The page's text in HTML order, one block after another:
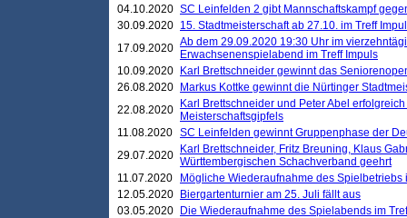
04.10.2020 SC Leinfelden 2 gibt Mannschaftskampf
30.09.2020 15. Stadtmeisterschaft ab 27.10. im Treff
17.09.2020 Ab dem 29.09.2020 19:30 Uhr im
Erwachsenenspielabend im Treff Impuls
10.09.2020
Karl Brettschneider gewinnt das
26.08.2020
Markus Kottke gewinnt die Nürtinger
22.08.2020
Karl Brettschneider und Peter Abel
Meisterschaftsgipfels
11.08.2020 SC Leinfelden gewinnt Gruppenphase der
29.07.2020
Karl Brettschneider, Fritz Breuning, Klaus
Württembergischen Schachverband geehrt
11.07.2020
Mögliche Wiederaufnahme des Spielbetriebs
12.05.2020
Biergartenturnier am 25. Juli fällt aus
03.05.2020
Die Wiederaufnahme des Spielabends im